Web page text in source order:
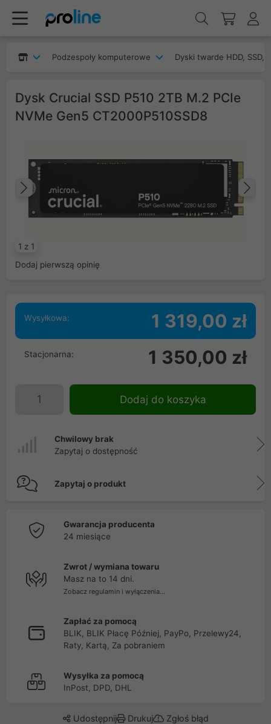
Podzespoły komputerowe Dyski twarde HDD, SSD,
Dysk Crucial SSD P510 2TB M.2 PCIe
NVMe Gen5 CT2000P510SSD8
1 z 1
Poprzedni
Dodaj pierwszą opinię
Wysyłkowa: 1 319,00 zł
Stacjonarna: 1 350,00 zł
Dodaj do koszyka
Chwilowy brak
Zapytaj o dostępność
Zapytaj o produkt
Gwarancja producenta
24 miesiące
Zwrot / wymiana towaru
Masz na to 14 dni.
Zobacz regulamin i wyłączenia...
Zapłać za pomocą
BLIK, BLIK Płacę Później, PayPo, Przelewy24,
Raty, Kartą, Za pobraniem
Wysyłka za pomocą
InPost, DPD, DHL
Udostępnij Drukuj Zgłoś błąd